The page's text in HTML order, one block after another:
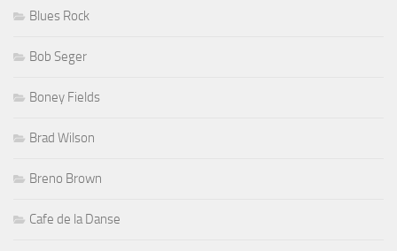
Blues Rock
Bob Seger
Boney Fields
Brad Wilson
Breno Brown
Cafe de la Danse